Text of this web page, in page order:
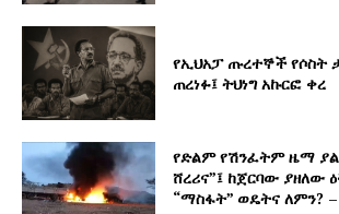
የኢህአፓ ጡረተኞች የሶስት
ጠረነፉ፤ ትህነግ አኩርፎ ቀረ
የድልም የሽንፈትም ዜማ
ሸረሪና”፤ ከጀርባው ያዘለው
“ማስፋት” ወዴትና ለምን?